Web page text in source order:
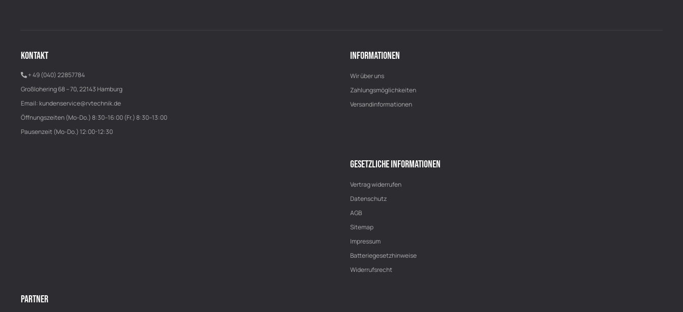
KONTAKT
+ 49 (040) 22857784
Großlohering 68 – 70, 22143 Hamburg
Email: kundenservice@rvtechnik.de
Öffnungszeiten (Mo-Do.) 8:30–16:00 (Fr.) 8:30–13:00
Pausenzeit (Mo-Do.) 12:00-12:30
INFORMATIONEN
Wir über uns
Zahlungsmöglichkeiten
Versandinformationen
GESETZLICHE INFORMATIONEN
Vertrag widerrufen
Datenschutz
AGB
Sitemap
Impressum
Batteriegesetzhinweise
Widerrufsrecht
PARTNER